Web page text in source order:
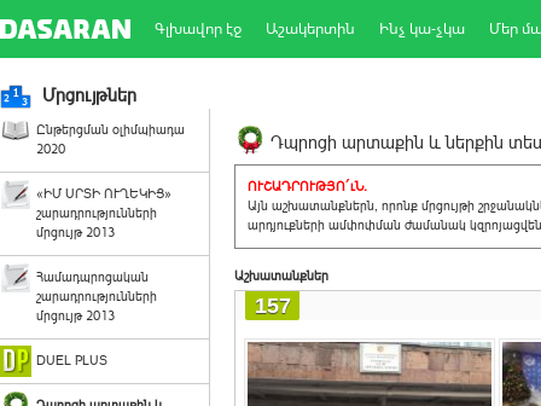
Գլխավոր էջ Աշակերտին Ինչ կա-չկա Մեր
Մրցույթներ
Ընթերցման օլիմպիադա
2020
«ԻՄ ՍՐՏԻ ՈՒՂԵԿԻՑ»
շարադրությունների
մրցույթ 2013
Համադպրոցական
շարադրությունների
մրցույթ 2013
DUEL PLUS
Դպրոցի արտաքին և ներքին
ՈՒՇԱԴՐՈՒԹՅՈ´ւՆ.
Այն աշխատանքներն, որոնք մրցույթի
արդյուքների ամփոփման ժամանակ
Աշխատանքներ
157